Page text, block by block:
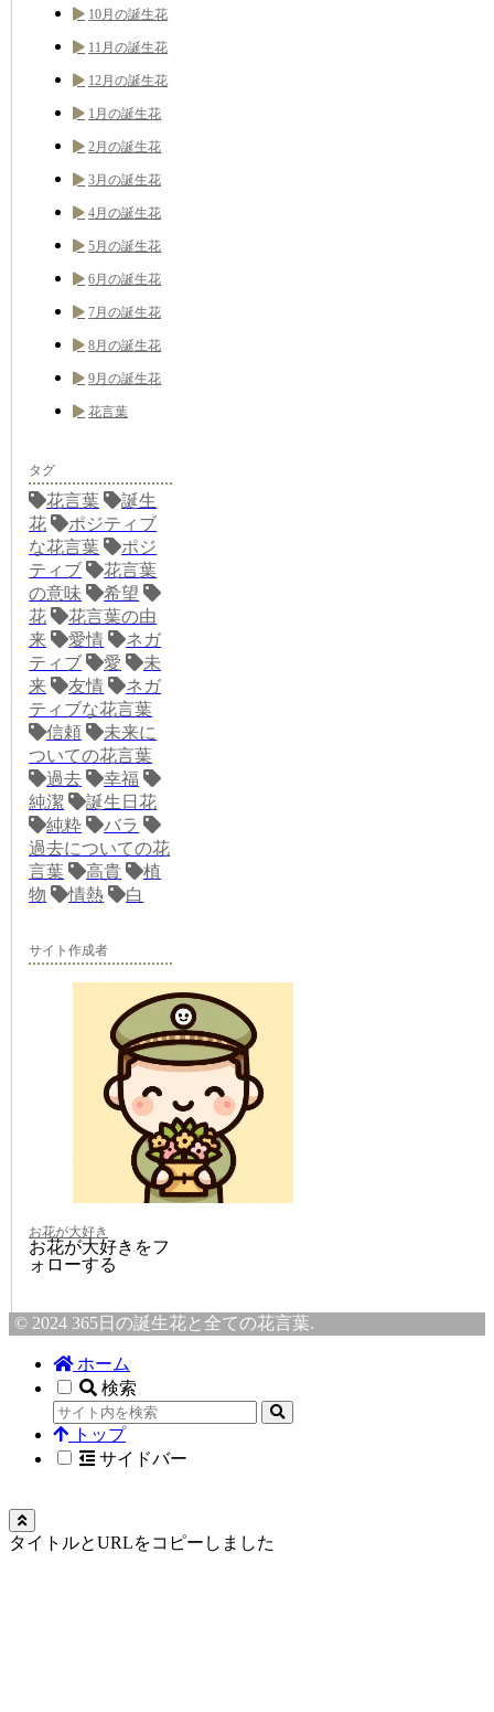
10月の誕生花
11月の誕生花
12月の誕生花
1月の誕生花
2月の誕生花
3月の誕生花
4月の誕生花
5月の誕生花
6月の誕生花
7月の誕生花
8月の誕生花
9月の誕生花
花言葉
タグ
花言葉
誕生
花
ポジティブ
な花言葉
ポジ
ティブ
花言葉
の意味
希望
花
花言葉の由
来
愛情
ネガ
ティブ
愛
未
来
友情
ネガ
ティブな花言葉
信頼
未来に
ついての花言葉
過去
幸福
純潔
誕生日花
純粋
バラ
過去についての花
言葉
高貴
植
物
情熱 白
サイト作成者
お花が大好き
お花が大好きをフ
ォローする
© 2024 365日の誕生花と全ての花言葉.
ホーム
検索
トップ
サイドバー
タイトルとURLをコピーしました